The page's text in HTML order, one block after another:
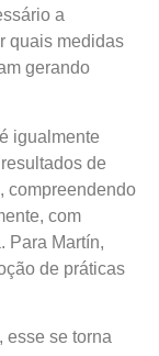
a
quais medidas
gerando
igualmente
de
compreendendo
com
Para Martín,
de práticas
esse se torna